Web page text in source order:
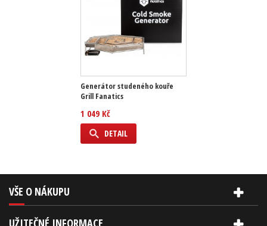
Generátor studeného kouře
Grill Fanatics
1 049 Kč
DETAIL
VŠE O NÁKUPU
UŽITEČNÉ INFORMACE